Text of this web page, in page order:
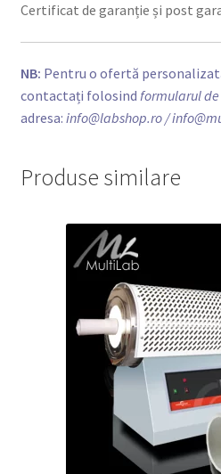
Certificat de garanție și post
NB: Pentru o ofertă
contactați folosind formularul
adresa: info@labshop.ro/
Produse similare